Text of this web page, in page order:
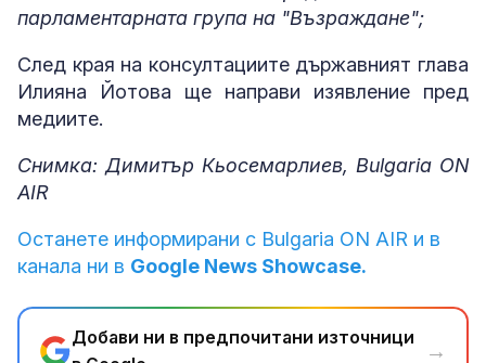
парламентарната група на "Възраждане";
След края на консултациите държавният глава
Илияна Йотова ще направи изявление пред
медиите.
Снимка: Димитър Кьосемарлиев, Bulgaria ON
AIR
Останете информирани с Bulgaria ON AIR и в
канала ни в Google News Showcase.
Добави ни в предпочитани източници
→